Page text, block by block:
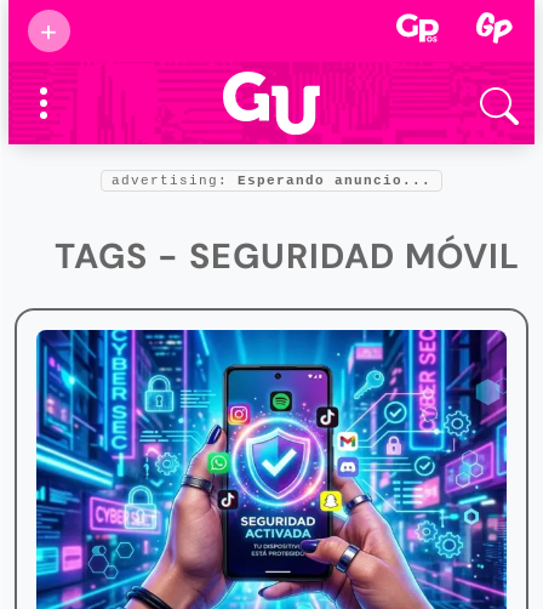
+
Supermamás
2025
Marcas de
confianza
Foro salud
advertising: Esperando anuncio...
TAGS - SEGURIDAD MÓVIL